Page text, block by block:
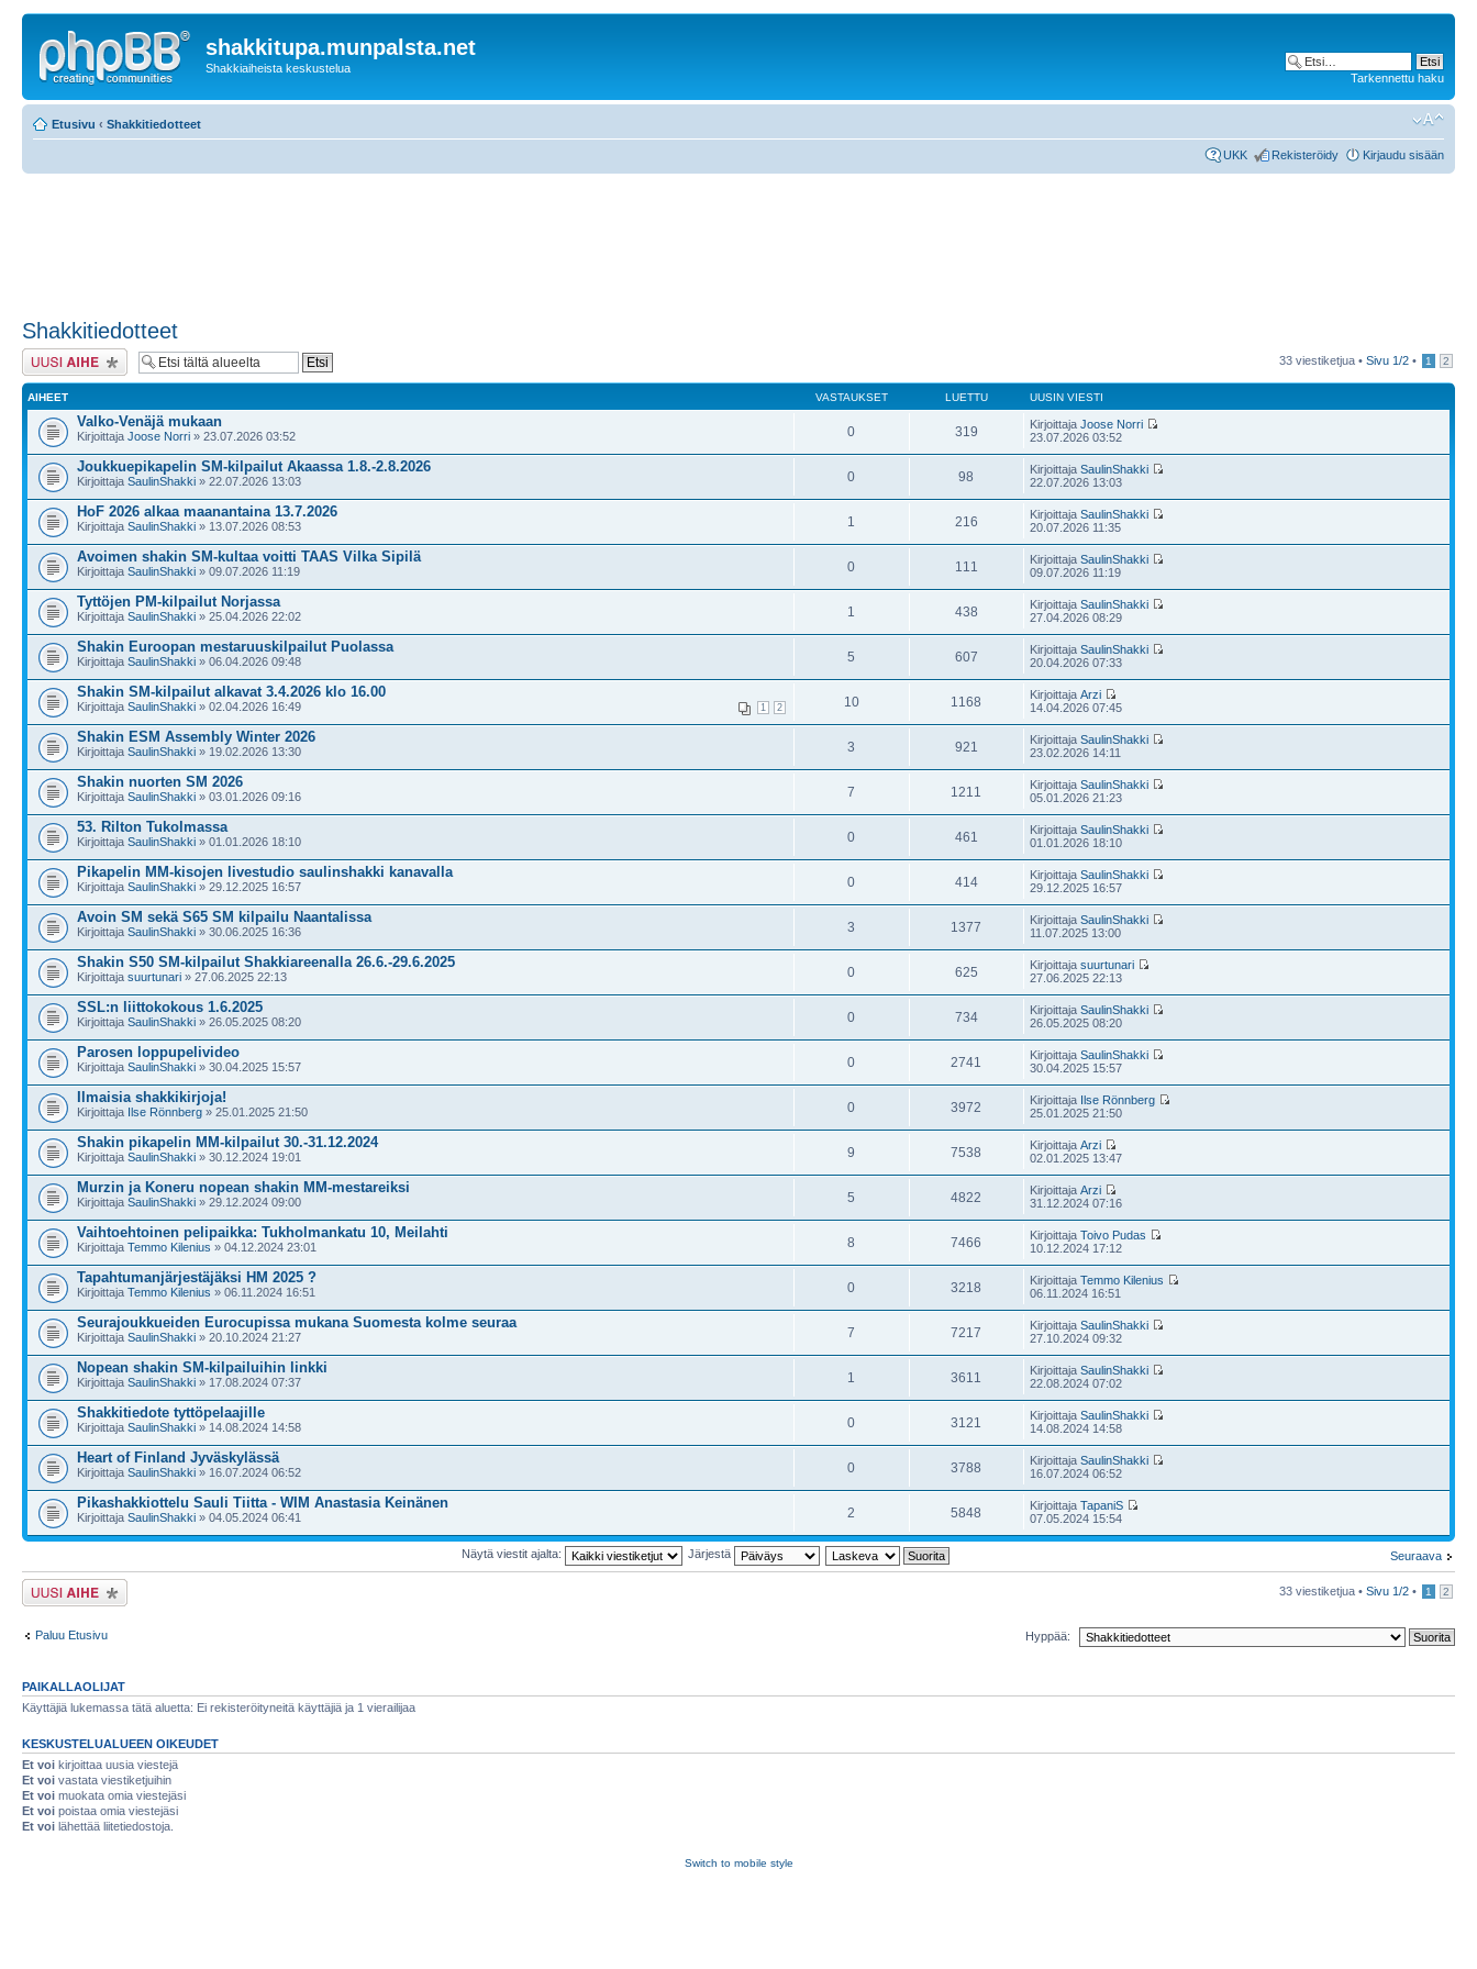
shakkitupa.munpalsta.net
Shakkiaiheista keskustelua
Tarkennettu haku
Etusivu ‹ Shakkitiedotteet
UKK Rekisteröidy Kirjaudu sisään
Shakkitiedotteet
Lähetä uusi viesti 33 viestiketjua • Sivu 1/2 • 1 2
AIHEET VASTAUKSET LUETTU UUSIN VIESTI
Valko-Venäjä mukaan
Kirjoittaja Joose Norri » 23.07.2026 03:52 0 319 KirjoittajaJoose Norri
23.07.2026 03:52
Joukkuepikapelin SM-kilpailut Akaassa 1.8.-2.8.2026
Kirjoittaja SaulinShakki » 22.07.2026 13:03 0 98 KirjoittajaSaulinShakki
22.07.2026 13:03
HoF 2026 alkaa maanantaina 13.7.2026
Kirjoittaja SaulinShakki » 13.07.2026 08:53 1 216 KirjoittajaSaulinShakki
20.07.2026 11:35
Avoimen shakin SM-kultaa voitti TAAS Vilka Sipilä
Kirjoittaja SaulinShakki » 09.07.2026 11:19 0 111 KirjoittajaSaulinShakki
09.07.2026 11:19
Tyttöjen PM-kilpailut Norjassa
Kirjoittaja SaulinShakki » 25.04.2026 22:02 1 438 KirjoittajaSaulinShakki
27.04.2026 08:29
Shakin Euroopan mestaruuskilpailut Puolassa
Kirjoittaja SaulinShakki » 06.04.2026 09:48 5 607 KirjoittajaSaulinShakki
20.04.2026 07:33
Shakin SM-kilpailut alkavat 3.4.2026 klo 16.00
1 2
Kirjoittaja SaulinShakki » 02.04.2026 16:49 10 1168 KirjoittajaArzi
14.04.2026 07:45
Shakin ESM Assembly Winter 2026
Kirjoittaja SaulinShakki » 19.02.2026 13:30 3 921 KirjoittajaSaulinShakki
23.02.2026 14:11
Shakin nuorten SM 2026
Kirjoittaja SaulinShakki » 03.01.2026 09:16 7 1211 KirjoittajaSaulinShakki
05.01.2026 21:23
53. Rilton Tukolmassa
Kirjoittaja SaulinShakki » 01.01.2026 18:10 0 461 KirjoittajaSaulinShakki
01.01.2026 18:10
Pikapelin MM-kisojen livestudio saulinshakki kanavalla
Kirjoittaja SaulinShakki » 29.12.2025 16:57 0 414 KirjoittajaSaulinShakki
29.12.2025 16:57
Avoin SM sekä S65 SM kilpailu Naantalissa
Kirjoittaja SaulinShakki » 30.06.2025 16:36 3 1377 KirjoittajaSaulinShakki
11.07.2025 13:00
Shakin S50 SM-kilpailut Shakkiareenalla 26.6.-29.6.2025
Kirjoittaja suurtunari » 27.06.2025 22:13 0 625 Kirjoittajasuurtunari
27.06.2025 22:13
SSL:n liittokokous 1.6.2025
Kirjoittaja SaulinShakki » 26.05.2025 08:20 0 734 KirjoittajaSaulinShakki
26.05.2025 08:20
Parosen loppupelivideo
Kirjoittaja SaulinShakki » 30.04.2025 15:57 0 2741 KirjoittajaSaulinShakki
30.04.2025 15:57
Ilmaisia shakkikirjoja!
Kirjoittaja Ilse Rönnberg » 25.01.2025 21:50 0 3972 Kirjoittaja Ilse Rönnberg
25.01.2025 21:50
Shakin pikapelin MM-kilpailut 30.-31.12.2024
Kirjoittaja SaulinShakki » 30.12.2024 19:01 9 7538 KirjoittajaArzi
02.01.2025 13:47
Murzin ja Koneru nopean shakin MM-mestareiksi
Kirjoittaja SaulinShakki » 29.12.2024 09:00 5 4822 KirjoittajaArzi
31.12.2024 07:16
Vaihtoehtoinen pelipaikka: Tukholmankatu 10, Meilahti
Kirjoittaja Temmo Kilenius » 04.12.2024 23:01 8 7466 KirjoittajaToivo Pudas
10.12.2024 17:12
Tapahtumanjärjestäjäksi HM 2025 ?
Kirjoittaja Temmo Kilenius » 06.11.2024 16:51 0 3218 KirjoittajaTemmo Kilenius
06.11.2024 16:51
Seurajoukkueiden Eurocupissa mukana Suomesta kolme seuraa
Kirjoittaja SaulinShakki » 20.10.2024 21:27 7 7217 KirjoittajaSaulinShakki
27.10.2024 09:32
Nopean shakin SM-kilpailuihin linkki
Kirjoittaja SaulinShakki » 17.08.2024 07:37 1 3611 KirjoittajaSaulinShakki
22.08.2024 07:02
Shakkitiedote tyttöpelaajille
Kirjoittaja SaulinShakki » 14.08.2024 14:58 0 3121 KirjoittajaSaulinShakki
14.08.2024 14:58
Heart of Finland Jyväskylässä
Kirjoittaja SaulinShakki » 16.07.2024 06:52 0 3788 KirjoittajaSaulinShakki
16.07.2024 06:52
Pikashakkiottelu Sauli Tiitta - WIM Anastasia Keinänen
Kirjoittaja SaulinShakki » 04.05.2024 06:41 2 5848 KirjoittajaTapaniS
07.05.2024 15:54
Seuraava
Näytä viestit ajalta: Järjestä
Lähetä uusi viesti 33 viestiketjua • Sivu 1/2 • 1 2
Paluu Etusivu Hyppää:
PAIKALLAOLIJAT
Käyttäjiä lukemassa tätä aluetta: Ei rekisteröityneitä käyttäjiä ja 1 vierailijaa
KESKUSTELUALUEEN OIKEUDET
Et voi kirjoittaa uusia viestejä
Et voi vastata viestiketjuihin
Et voi muokata omia viestejäsi
Et voi poistaa omia viestejäsi
Et voi lähettää liitetiedostoja.
Switch to mobile style